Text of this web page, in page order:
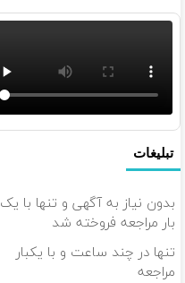
آموزش رایگان
تبلیغات
بدون نیاز به آگهی و تنها با یک
بار مراجعه فروخته شد
تنها در چند ساعت و با یکبار
مراجعه